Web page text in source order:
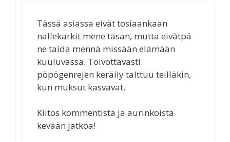
Tässä asiassa eivät tosiaankaan
nallekarkit mene tasan, mutta eivätpä
ne taida mennä missään elämään
kuuluvassa. Toivottavasti
pöpögenrejen keräily talttuu teilläkin,
kun muksut kasvavat.
Kiitos kommentista ja aurinkoista
kevään jatkoa!